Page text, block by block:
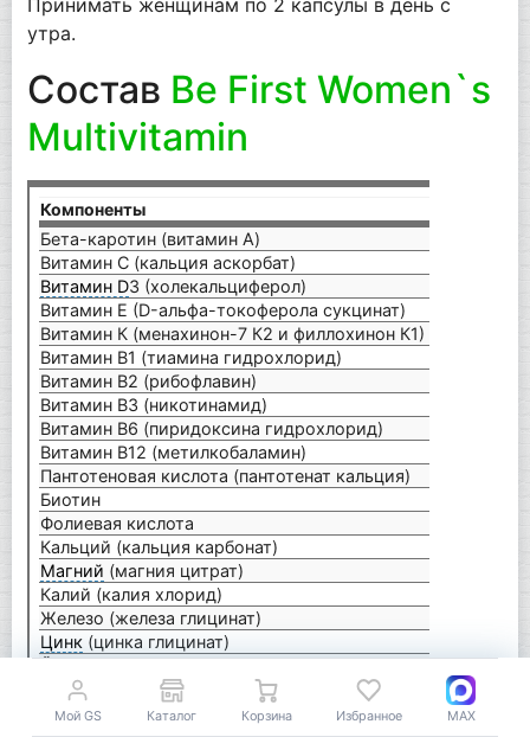
утра.
Состав Be First Women`s
Multivitamin
Компоненты
Бета-каротин (витамин A)
Витамин С (кальция аскорбат)
Витамин D3 (холекальциферол)
Витамин Е (D-альфа-токоферола сукцинат)
Витамин К (менахинон-7 К2 и филлохинон К1)
Витамин В1 (тиамина гидрохлорид)
Витамин В2 (рибофлавин)
Витамин В3 (никотинамид)
Витамин В6 (пиридоксина гидрохлорид)
Витамин В12 (метилкобаламин)
Пантотеновая кислота (пантотенат кальция)
Биотин
Фолиевая кислота
Кальций (кальция карбонат)
Магний (магния цитрат)
Калий (калия хлорид)
Железо (железа глицинат)
Цинк (цинка глицинат)
Йод (калия йодид)
50
Селен (L-селенометионин)
Медь (меди глицинат)
Мой GS Каталог Корзина Избранное MAX